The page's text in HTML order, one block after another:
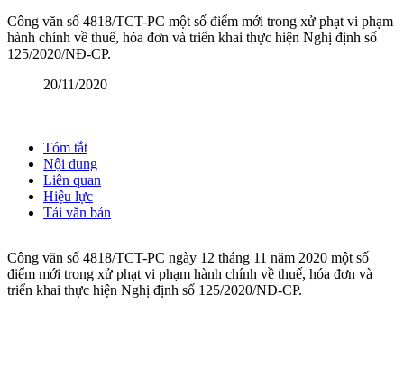
Công văn số 4818/TCT-PC một số điểm mới trong xử phạt vi phạm
hành chính về thuế, hóa đơn và triển khai thực hiện Nghị định số
125/2020/NĐ-CP.
20/11/2020
Tóm tắt
Nội dung
Liên quan
Hiệu lực
Tải văn bản
Công văn số 4818/TCT-PC ngày 12 tháng 11 năm 2020 một số
điểm mới trong xử phạt vi phạm hành chính về thuế, hóa đơn và
triển khai thực hiện Nghị định số 125/2020/NĐ-CP.